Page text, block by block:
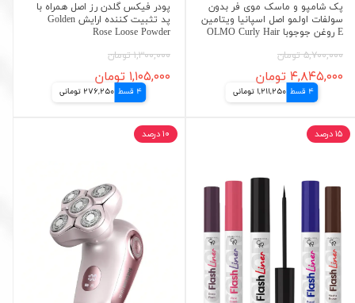
پک شامپو و ماسک موی فر بدون
سولفات اولمو اصل اسپانیا ویتامین
E روغن جوجوبا OLMO Curly Hair
۵,۷۰۰,۰۰۰ تومان
۴,۸۴۵,۰۰۰ تومان
4 قسط 1,211,250 تومانی
پودر فیکس گلدن رز اصل همراه با
پد تثبیت کننده ارایش Golden
Rose Loose Powder
۱,۳۰۰,۰۰۰ تومان
۱,۱۰۵,۰۰۰ تومان
4 قسط 276,250 تومانی
۱۵ درصد ۱۰ درصد